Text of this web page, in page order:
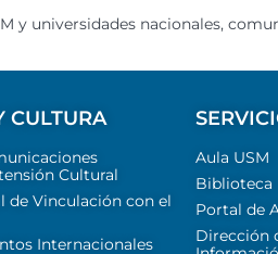
y universidades nacionales,
CULTURA
Cultural
de Vinculación con el
Internacionales
Aula USM
Biblioteca
Portal de
Dirección